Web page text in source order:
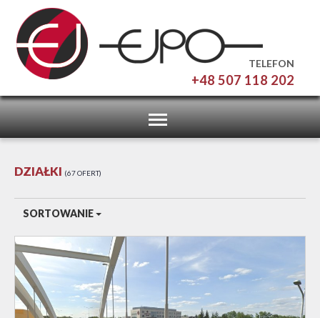
TELEFON
+48 507 118 202
Toggle
navigation
DZIAŁKI 67 OFERT
SORTOWANIE